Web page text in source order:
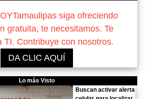
siga ofreciendo
gratuita, te necesitamos. Te
TI. Contribuye con nosotros.
DA CLIC AQUÍ
Lo más Visto
Buscan activar alerta